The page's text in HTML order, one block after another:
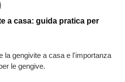
a casa: guida pratica per
la gengivite a casa e l'importanza
le gengive.